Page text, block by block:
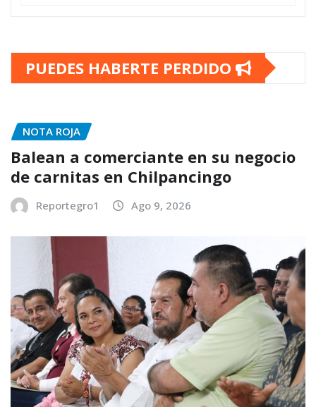
PUEDES HABERTE PERDIDO
NOTA ROJA
Balean a comerciante en su negocio
de carnitas en Chilpancingo
Reportegro1 Ago 9, 2026